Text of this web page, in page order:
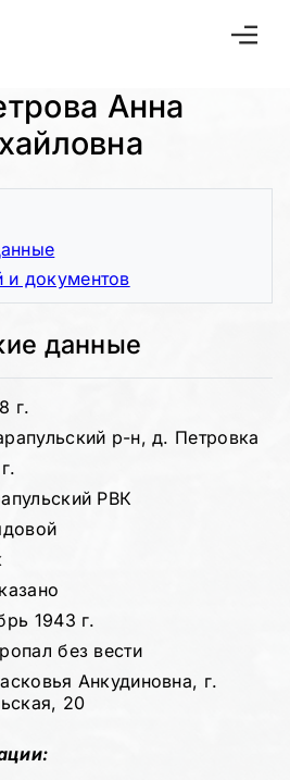
Анна
данные
г.
р-н, д. Петровка
РВК
1943 г.
без вести
Анкудиновна, г.
20
и документов